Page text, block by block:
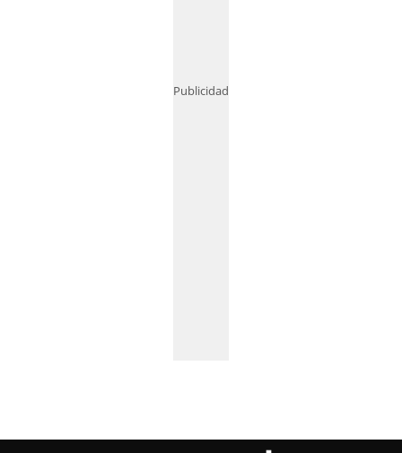
Publicidad